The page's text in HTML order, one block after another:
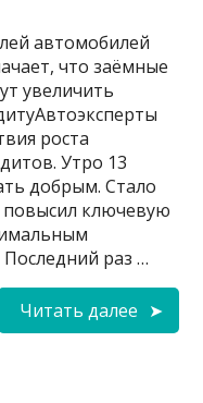
автомобилей
что заёмные
увеличить
роста
Утро 13
добрым. Стало
ключевую
Последний раз …
Читать далее